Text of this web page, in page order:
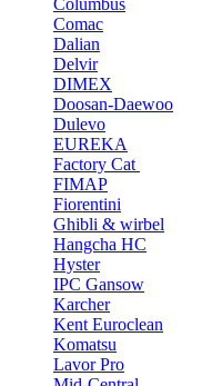
Columbus
Comac
Dalian
Delvir
DIMEX
Doosan-Daewoo
Dulevo
EUREKA
Factory Cat
FIMAP
Fiorentini
Ghibli & wirbel
Hangcha HC
Hyster
IPC Gansow
Karcher
Kent Euroclean
Komatsu
Lavor Pro